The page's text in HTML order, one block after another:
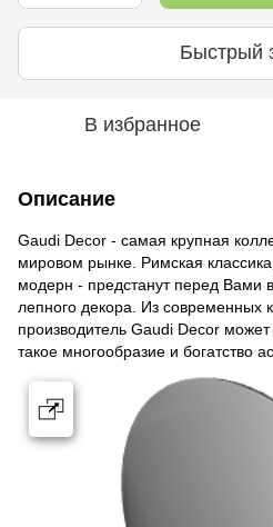
Быстрый
В избранное
Описание
Gaudi Decor - самая крупная
мировом рынке. Римская
модерн - предстанут перед Вами
лепного декора. Из современных
производитель Gaudi Decor
такое многообразие и богатство